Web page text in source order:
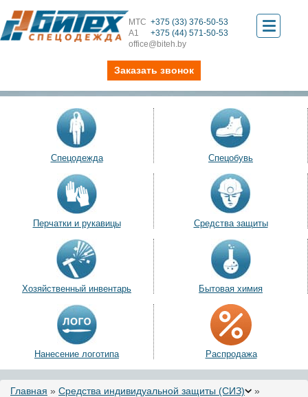
МТС +375 (33) 376-50-53
А1
+375 (44) 571-50-53
office@biteh.by
Toggle
Заказать звонок
Спецодежда Спецобувь
Перчатки и рукавицы Средства защиты
Хозяйственный инвентарь Бытовая химия
Нанесение логотипа Распродажа
Вы здесь
Главная » Средства индивидуальной защиты (СИЗ)
»